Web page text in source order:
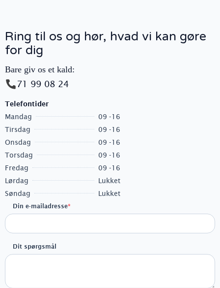
Ring til os og hør, hvad vi kan gøre
for dig
Bare giv os et kald:
71 99 08 24
Telefontider
Mandag
09 -16
Tirsdag
09 -16
Onsdag
09 -16
Torsdag
09 -16
Fredag
09 -16
Lørdag
Lukket
Søndag
Lukket
Din e-mailadresse*
Dit spørgsmål